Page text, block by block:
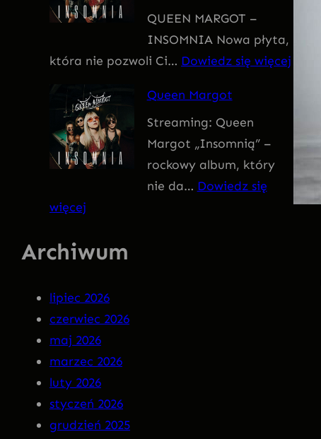
T
I
V
S
QUEEN MARGOT –
INSOMNIA Nowa płyta,
która nie pozwoli Ci… Dowiedz się więcej
E
M
A
Queen Margot
Streaming: Queen
Margot „Insomnią” –
rockowy album, który
nie da… Dowiedz się
więcej
u
e
n
M
r
g
o
Archiwum
lipiec 2026
czerwiec 2026
maj 2026
marzec 2026
luty 2026
styczeń 2026
grudzień 2025